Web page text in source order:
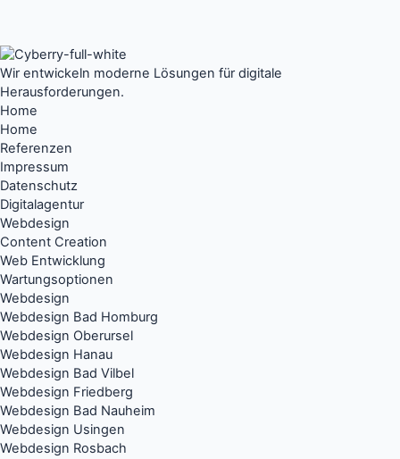
Wir entwickeln moderne Lösungen für digitale
Herausforderungen.
Home
Home
Referenzen
Impressum
Datenschutz
Digitalagentur
Webdesign
Content Creation
Web Entwicklung
Wartungsoptionen
Webdesign
Webdesign Bad Homburg
Webdesign Oberursel
Webdesign Hanau
Webdesign Bad Vilbel
Webdesign Friedberg
Webdesign Bad Nauheim
Webdesign Usingen
Webdesign Rosbach